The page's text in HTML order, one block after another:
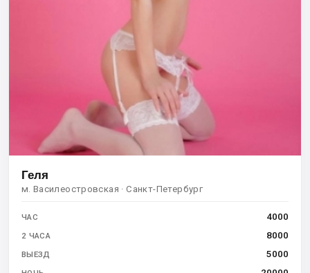
Геля
м. Василеостровская · Санкт-Петербург
ЧАС 4000
2 ЧАСА 8000
ВЫЕЗД 5000